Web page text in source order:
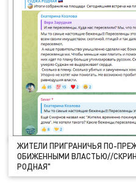
ЖИТЕЛИ ПРИГРАНИЧЬЯ ПО-
ОБИЖЕННЫМИ ВЛАСТЬЮ//
РОДНАЯ"